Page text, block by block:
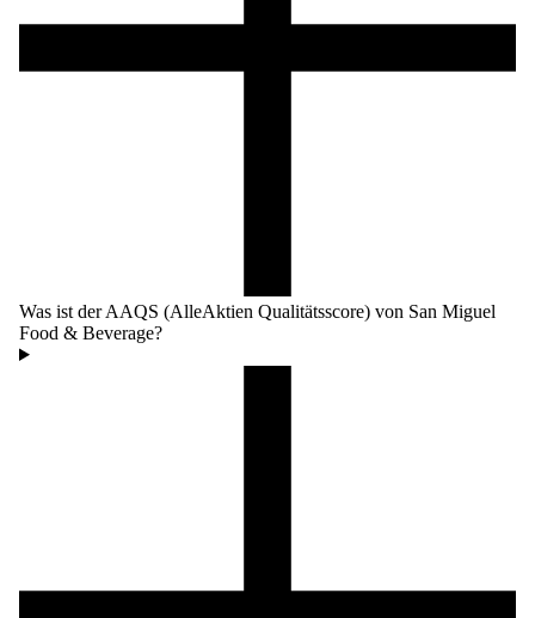
Was ist der AAQS (AlleAktien Qualitätsscore) von San Miguel
Food & Beverage?